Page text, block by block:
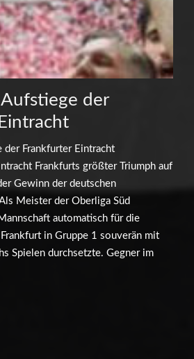
der
der Frankfurter Eintracht
Frankfurts größter Triumph auf
Gewinn der deutschen
Meister der Oberliga Süd
automatisch für die
in Gruppe 1 souverän mit
Spielen durchsetzte. Gegner im